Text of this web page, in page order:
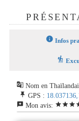
info Infos
hiking
g_translate Nom en
push_pin GPS :
reviews Mon avis: starstarstar